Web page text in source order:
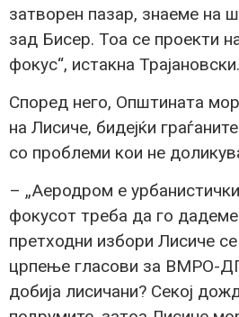
затворен пазар, знаеме на
зад Бисер. Тоа се проекти
фокус“, истакна Трајановски.
Според него, Општината
на Лисиче, бидејќи
со проблеми кои не
– „Аеродром е
фокусот треба да го
претходни избори Лисиче
црпење гласови за ВМРО-
добија лисичани? Секој